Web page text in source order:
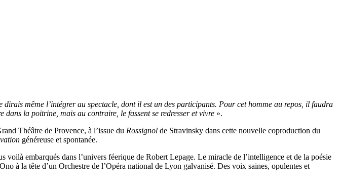
même l’intégrer au spectacle, dont il est un des participants. Pour cet homme au repos, il faudra
dans la poitrine, mais au contraire, le fassent se redresser et vivre ».
Théâtre de Provence, à l’issue du Rossignol de Stravinsky dans cette nouvelle coproduction du
généreuse et spontanée.
embarqués dans l’univers féerique de Robert Lepage. Le miracle de l’intelligence et de la poésie
à la tête d’un Orchestre de l’Opéra national de Lyon galvanisé. Des voix saines, opulentes et